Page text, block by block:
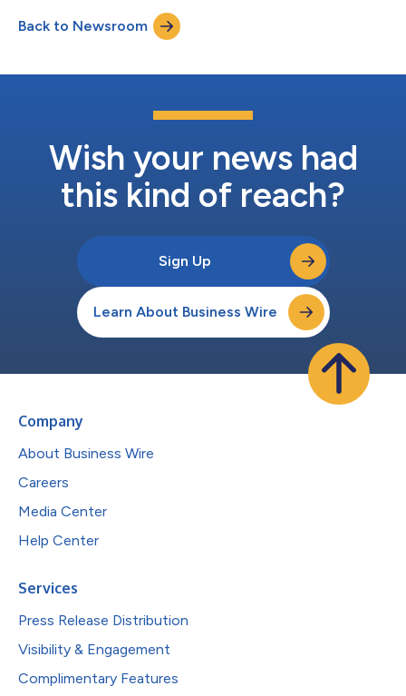
Gesundheitsbehörde (Agência Nacional de Vigilância Sanitária,
ANVISA) zugelassen wurde. Diese Zulassung, die am 27. Juli
2023 erteilt wurde, erlaubt die Verwendung von B...
Back to Newsroom
Wish your news had
this kind of reach?
Sign Up
Learn About Business Wire
Company
About Business Wire
Careers
Media Center
Help Center
Services
Press Release Distribution
Visibility & Engagement
Complimentary Features